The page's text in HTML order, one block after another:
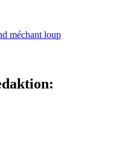
méchant loup